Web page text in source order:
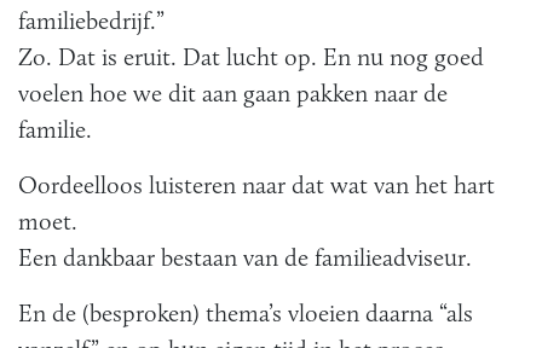
familiebedrijf.”
Zo. Dat is eruit. Dat lucht op. En nu nog goed
voelen hoe we dit aan gaan pakken naar de
familie.
Oordeelloos luisteren naar dat wat van het hart
moet.
Een dankbaar bestaan van de familieadviseur.
En de (besproken) thema’s vloeien daarna “als